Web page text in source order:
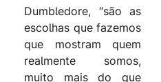
Dumbledore, “são as
escolhas que fazemos
que mostram quem
realmente somos,
muito mais do que